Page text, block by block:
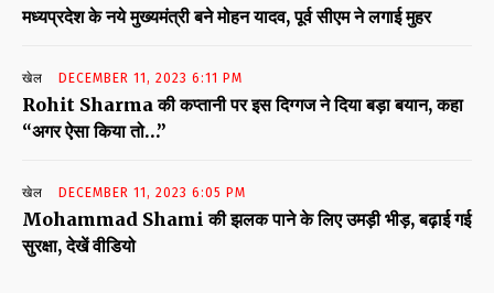
मध्यप्रदेश के नये मुख्यमंत्री बने मोहन यादव, पूर्व सीएम ने लगाई मुहर
खेल DECEMBER 11, 2023 6:11 PM
Rohit Sharma की कप्तानी पर इस दिग्गज ने दिया बड़ा बयान, कहा
“अगर ऐसा किया तो…”
खेल DECEMBER 11, 2023 6:05 PM
Mohammad Shami की झलक पाने के लिए उमड़ी भीड़, बढ़ाई गई
सुरक्षा, देखें वीडियो